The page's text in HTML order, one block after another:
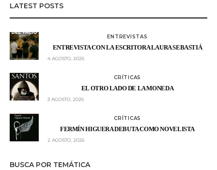
LATEST POSTS
ENTREVISTAS
ENTREVISTA CON LA ESCRITORA LAURA SEBASTIÁ
4 AGOSTO, 2026
CRÍTICAS
EL OTRO LADO DE LA MONEDA
3 AGOSTO, 2026
CRÍTICAS
FERMÍN HIGUERA DEBUTA COMO NOVELISTA
2 AGOSTO, 2026
BUSCA POR TEMÁTICA